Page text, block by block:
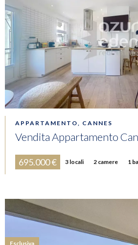
APPARTAMENTO, CANNES
Vendita Appartamento
695.000 € 3 locali 2 camere 1
Esclusiva